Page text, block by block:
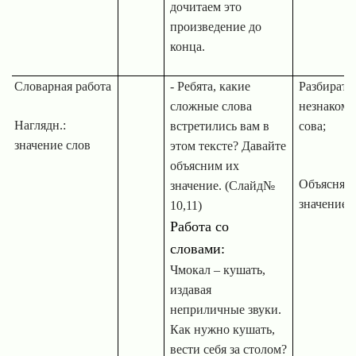
дочитаем это
произведение до
конца.
Словарная работа
Наглядн.:
значение слов
- Ребята, какие
сложные слова
встретились вам в
этом тексте? Давайте
объясним их
значение. (Слайд№
10,11)
Работа со
словами:
Чмокал – кушать,
издавая
неприличные звуки.
Как нужно кушать,
вести себя за столом?
Разбирать
сова;
Объяснять
значение